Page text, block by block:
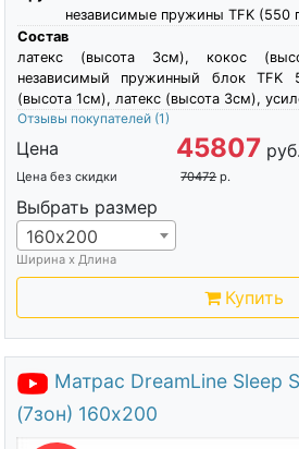
независимые пружины TFK (550
Состав
латекс (высота 3см), кокос
независимый пружинный блок TFK
(высота 1см), латекс (высота 3см),
Отзывы покупателей (1)
Цена 45807 руб.
Цена без скидки 70472 р.
Выбрать размер
160х200
Ширина х Длина
Купить
Матрас DreamLine Sleep
(7зон) 160х200